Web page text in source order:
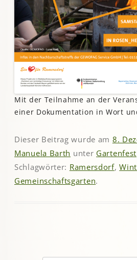
Mit der Teilnahme an der
einer Dokumentation in Wort
Dieser Beitrag wurde am 8.
Manuela Barth unter Gartenfest
Schlagwörter: Ramersdorf,
Gemeinschaftsgarten.